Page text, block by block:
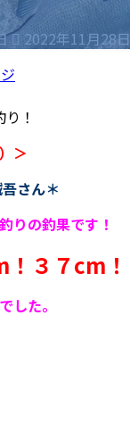
最
終
日
:
2022年11月28日
！
＞
さん＊
りの釣果です！
３７cm！
した。